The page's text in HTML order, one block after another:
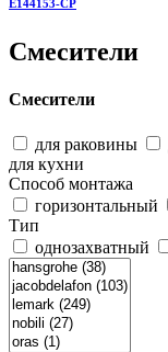
E144153-CP
Смесители
Смесители
для раковины
для кухни
Способ монтажа
горизонтальный
Тип
однозахватный